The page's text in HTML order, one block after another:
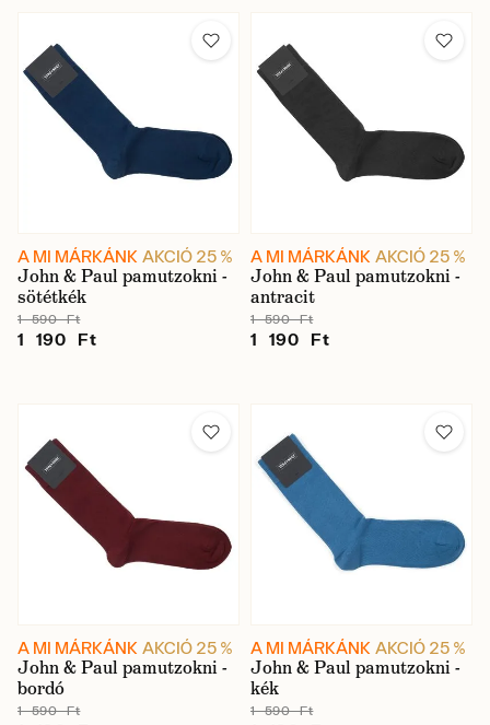
A MI MÁRKÁNK AKCIÓ 25 %
John & Paul pamutzokni -
sötétkék
1 590 Ft
1 190 Ft
A MI MÁRKÁNK AKCIÓ 25 %
John & Paul pamutzokni -
antracit
1 590 Ft
1 190 Ft
A MI MÁRKÁNK AKCIÓ 25 %
John & Paul pamutzokni -
bordó
1 590 Ft
A MI MÁRKÁNK AKCIÓ 25 %
John & Paul pamutzokni -
kék
1 590 Ft